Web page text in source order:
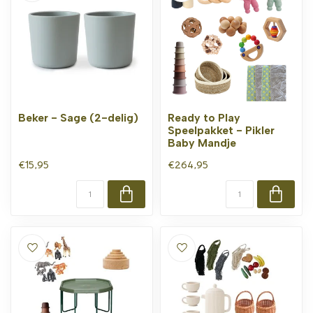
Beker - Sage (2-delig)
€15,95
Ready to Play
Speelpakket - Pikler
Baby Mandje
€264,95